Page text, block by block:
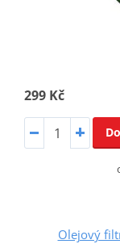
299 Kč
Olejový